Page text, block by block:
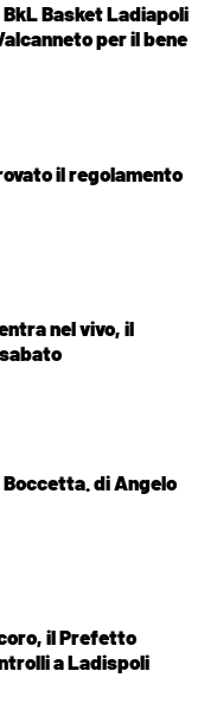
Basket Ladiapoli
per il bene
il regolamento
nel vivo, il
di Angelo
il Prefetto
a Ladispoli